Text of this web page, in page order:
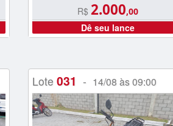
R$2.000,00
Dê seu lance
Lote 031 - 14/08 às 09:00